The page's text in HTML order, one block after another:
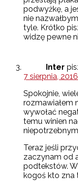
podwyżkę, a
nie
tyle. Krótko
widzę pewne
Inter
7 sierpnia,
Spokojnie,
rozmawiałem
wywołać
temu winien
Teraz jeśli
zaczynam od
podtekstów.
kogoś kto zna